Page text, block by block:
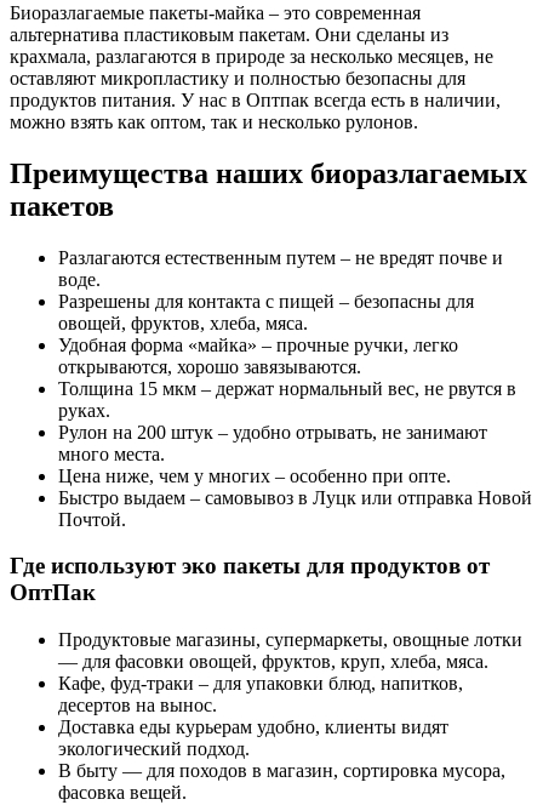
Биоразлагаемые пакеты-майка – это современная
альтернатива пластиковым пакетам. Они сделаны из
крахмала, разлагаются в природе за несколько месяцев, не
оставляют микропластику и полностью безопасны для
продуктов питания. У нас в Оптпак всегда есть в наличии,
можно взять как оптом, так и несколько рулонов.
Преимущества наших биоразлагаемых
пакетов
Разлагаются естественным путем – не вредят почве и
воде.
Разрешены для контакта с пищей – безопасны для
овощей, фруктов, хлеба, мяса.
Удобная форма «майка» – прочные ручки, легко
открываются, хорошо завязываются.
Толщина 15 мкм – держат нормальный вес, не рвутся в
руках.
Рулон на 200 штук – удобно отрывать, не занимают
много места.
Цена ниже, чем у многих – особенно при опте.
Быстро выдаем – самовывоз в Луцк или отправка Новой
Почтой.
Где используют эко пакеты для продуктов от
ОптПак
Продуктовые магазины, супермаркеты, овощные лотки
— для фасовки овощей, фруктов, круп, хлеба, мяса.
Кафе, фуд-траки – для упаковки блюд, напитков,
десертов на вынос.
Доставка еды курьерам удобно, клиенты видят
экологический подход.
В быту — для походов в магазин, сортировка мусора,
фасовка вещей.